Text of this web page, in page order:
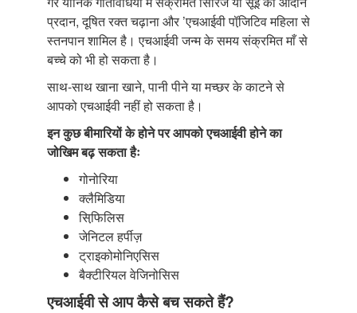
प्रदान, दूषित रक्त चढ़ाना और ’एचआईवी पॉजि़टिव महिला से
स्तनपान शामिल है। एचआईवी जन्म के समय संक्रमित माँ से
बच्चे को भी हो सकता है।
साथ-साथ खाना खाने, पानी पीने या मच्छर के काटने से
आपको एचआईवी नहीं हो सकता है।
इन कुछ बीमारियों के होने पर आपको एचआईवी होने का
जोखिम बढ़ सकता हैः
गोनोरिया
क्लैमिडिया
सिफि़लिस
जेनिटल हर्पीज़
ट्राइकोमोनिएसिस
बैक्टीरियल वेजिनोसिस
एचआईवी से आप कैसे बच सकते हैं?